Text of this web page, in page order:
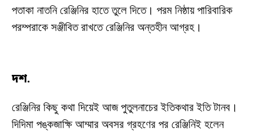
পতাকা নাতনি রেঞ্জিনির হাতে তুলে দিতে। পরম নিষ্ঠায় পারিবারিক
পরম্পরাকে সঞ্জীবিত রাখতে রেঞ্জিনির অন্তহীন আগ্রহ।
দশ.
রেঞ্জিনির কিছু কথা দিয়েই আজ পুতুলনাচের ইতিকথার ইতি টানব।
দিদিমা পঙ্কজাক্ষি আম্মার অবসর গ্রহণের পর রেঞ্জিনিই হলেন